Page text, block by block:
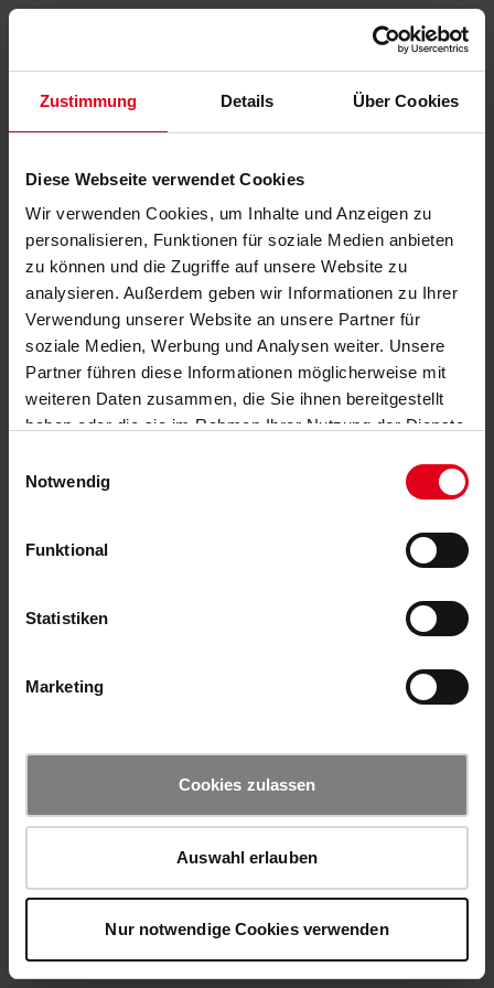
Zustimmung Details Über Cookies
Diese Webseite verwendet Cookies
Wir verwenden Cookies, um Inhalte und Anzeigen zu
personalisieren, Funktionen für soziale Medien anbieten
zu können und die Zugriffe auf unsere Website zu
analysieren. Außerdem geben wir Informationen zu Ihrer
Verwendung unserer Website an unsere Partner für
soziale Medien, Werbung und Analysen weiter. Unsere
Partner führen diese Informationen möglicherweise mit
weiteren Daten zusammen, die Sie ihnen bereitgestellt
haben oder die sie im Rahmen Ihrer Nutzung der Dienste
Notwendig
Funktional
Statistiken
Marketing
Cookies zulassen
Auswahl erlauben
Nur notwendige Cookies verwenden